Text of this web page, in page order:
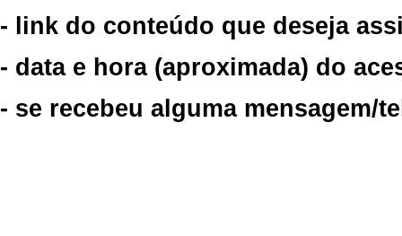
- link do conteúdo que deseja
- data e hora (aproximada) do
- se recebeu alguma mensagem/